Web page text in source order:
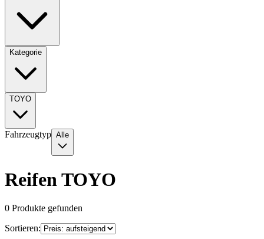
Kategorie
TOYO
Fahrzeugtyp Alle
Reifen TOYO
0 Produkte gefunden
Sortieren: